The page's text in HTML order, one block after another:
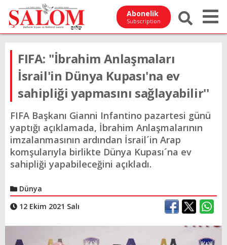
Abonelik
Subscription
FIFA: ''İbrahim Anlaşmaları
İsrail'in Dünya Kupası'na ev
sahipliği yapmasını sağlayabilir''
FIFA Başkanı Gianni Infantino pazartesi günü
yaptığı açıklamada, İbrahim Anlaşmalarının
imzalanmasının ardından İsrail´in Arap
komşularıyla birlikte Dünya Kupası´na ev
sahipliği yapabileceğini açıkladı.
Dünya
12 Ekim 2021 Salı